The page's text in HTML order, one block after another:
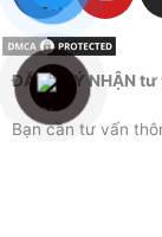
c
e
b
o
u
t
u
b
ĐĂNG KÝ NHẬN tư
Bạn cần tư vấn